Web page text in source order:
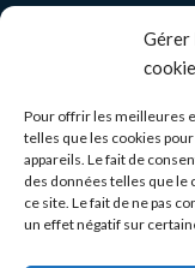
Gérer
Pour offrir les meilleures
telles que les cookies
appareils. Le fait de
des données telles que le
ce site. Le fait de ne pas
un effet négatif sur